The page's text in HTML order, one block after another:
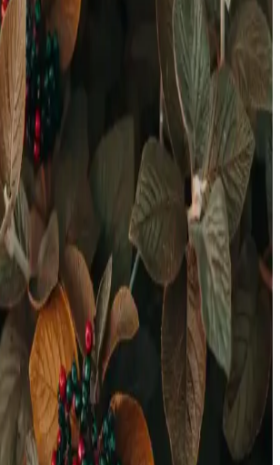
tırnak bakımı yöntemleriyle
tırnaklara sahip olabilirsiniz. Düzenli bakım
koruyun.
Kalitede Tırnak Bakımı İçin Temel
Araçlar
doğru teknikler ve araçlarla profesyonel
adımlar, güçlendirme ipuçları ve uygun
tırnaklara ulaşmak mümkün.
Bakımı Rehberi Sağlıklı ve
ve güzelleştirmek için günlük ve haftalık
çözümleri ve profesyonel önerileri keşfedin.
Tipi Kuaför ve Sakal Kesme
Yüksek Performans ve Kolaylık
sakal kesme setleri, çeşitli makaslar ve tıraş
ve kullanım kolaylığı sunar, evde
bakım için idealdir.
Tarak: Pratik ve Etkili Saç